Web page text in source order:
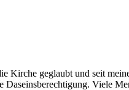
geglaubt und seit
Viele